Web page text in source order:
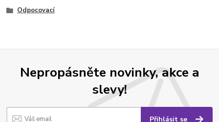
Odpocovací
Nepropásněte novinky, akce a
slevy!
Přihlásit se